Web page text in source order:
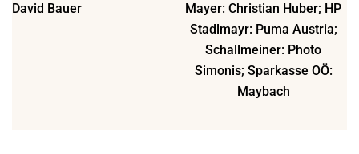
David Bauer
Mayer: Christian Huber; HP
Stadlmayr: Puma Austria;
Schallmeiner: Photo
Simonis; Sparkasse OÖ:
Maybach